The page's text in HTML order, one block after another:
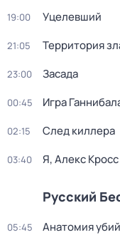
19:00 Уцелевший
21:05 Территория
23:00 Засада
00:45 Игра
02:15 След киллера
03:40 Я, Алекс Кросс
Русский
05:45 Анатомия